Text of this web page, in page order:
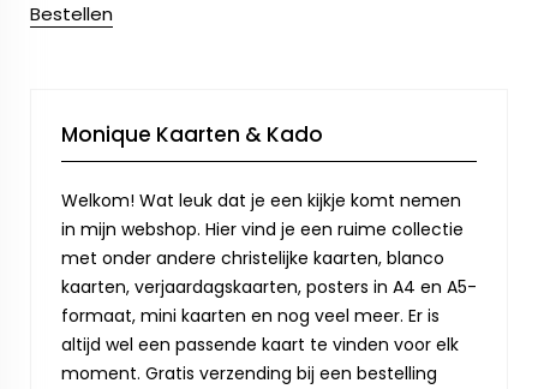
Bestellen
Monique Kaarten & Kado
Welkom! Wat leuk dat je een kijkje komt nemen
in mijn webshop. Hier vind je een ruime collectie
met onder andere christelijke kaarten, blanco
kaarten, verjaardagskaarten, posters in A4 en A5-
formaat, mini kaarten en nog veel meer. Er is
altijd wel een passende kaart te vinden voor elk
moment. Gratis verzending bij een bestelling